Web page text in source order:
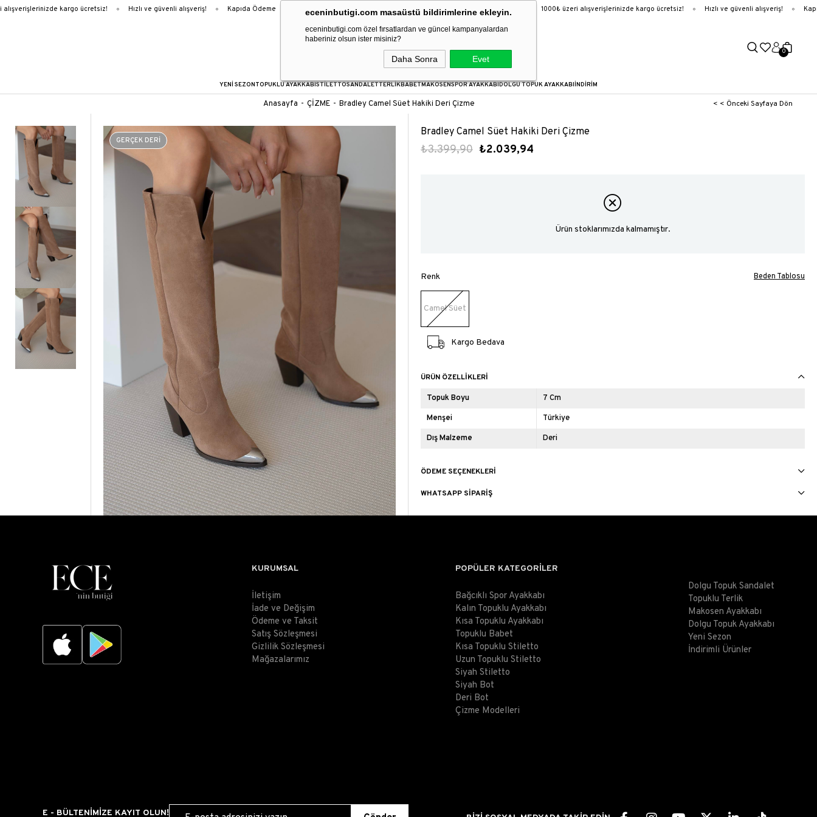
eceninbutigi.com masaüstü bildirimlerine ekleyin.
eceninbutigi.com özel fırsatlardan ve güncel kampanyalardan
haberiniz olsun ister misiniz?
Daha Sonra Evet
kargo ücretsiz! Hızlı ve güvenli alışveriş! Kapıda Ödeme 9 Taksit Fırsatı 16:00’a kadar verilen siparişler aynı gün kargoda! 1000₺ üzeri alışverişlerinizde kargo ücretsiz! Hızlı ve güvenli alışveriş!
0
YENİ SEZONTOPUKLU AYAKKABISTİLETTOSANDALETTERLİKBABETMAKOSENSPOR AYAKKABIDOLGU TOPUK AYAKKABIİNDİRİM
Anasayfa ÇİZME Bradley Camel Süet Hakiki Deri Çizme < < Önceki Sayfaya Dön
GERÇEK DERİ
Bradley Camel Süet Hakiki Deri Çizme
₺3.399,90 ₺2.039,94
Ürün stoklarımızda kalmamıştır.
Renk
Camel Süet
Beden Tablosu
Kargo Bedava
ÜRÜN ÖZELLIKLERI
Topuk Boyu 7 Cm
Menşei Türkiye
Dış Malzeme Deri
ÖDEME SEÇENEKLERI
WHATSAPP SIPARIŞ
KURUMSAL
İletişim
İade ve Değişim
Ödeme ve Taksit
Satış Sözleşmesi
Gizlilik Sözleşmesi
Mağazalarımız
POPÜLER KATEGORİLER
Bağcıklı Spor Ayakkabı
Kalın Topuklu Ayakkabı
Kısa Topuklu Ayakkabı
Topuklu Babet
Kısa Topuklu Stiletto
Uzun Topuklu Stiletto
Siyah Stiletto
Siyah Bot
Deri Bot
Çizme Modelleri
Dolgu Topuk Sandalet
Topuklu Terlik
Makosen Ayakkabı
Dolgu Topuk Ayakkabı
Yeni Sezon
İndirimli Ürünler
E - BÜLTENİMİZE KAYIT OLUN!